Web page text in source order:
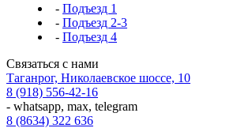
- Подъезд 1
- Подъезд 2-3
- Подъезд 4
Связаться с нами
Таганрог, Николаевское шоссе, 10
8 (918) 556-42-16
- whatsapp, max, telegram
8 (8634) 322 636